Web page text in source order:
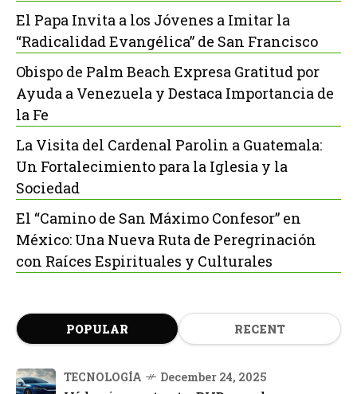
El Papa Invita a los Jóvenes a Imitar la
“Radicalidad Evangélica” de San Francisco
Obispo de Palm Beach Expresa Gratitud por
Ayuda a Venezuela y Destaca Importancia de
la Fe
La Visita del Cardenal Parolin a Guatemala:
Un Fortalecimiento para la Iglesia y la
Sociedad
El “Camino de San Máximo Confesor” en
México: Una Nueva Ruta de Peregrinación
con Raíces Espirituales y Culturales
POPULAR RECENT
TECNOLOGÍA December 24, 2025